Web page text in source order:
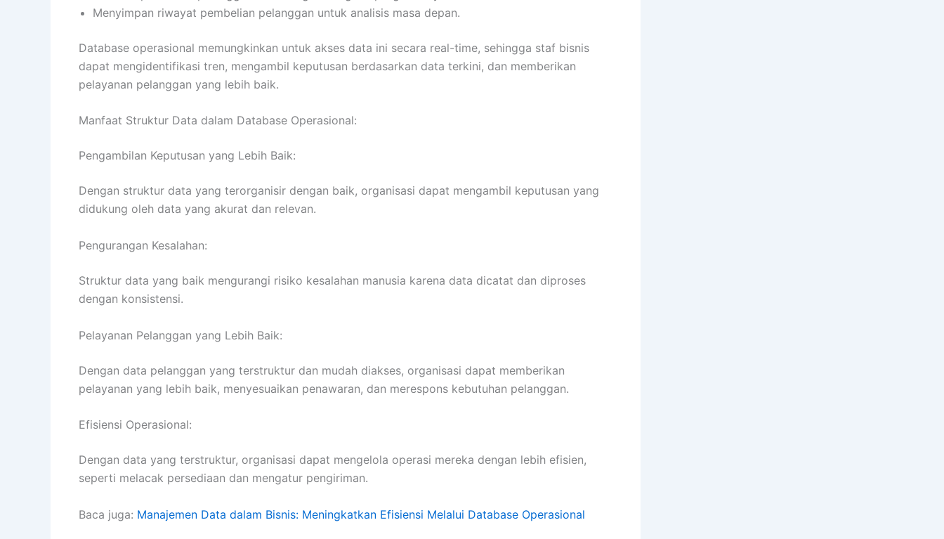
Menyimpan riwayat pembelian pelanggan untuk analisis masa depan.
Database operasional memungkinkan untuk akses data ini secara real-time, sehingga staf bisnis
dapat mengidentifikasi tren, mengambil keputusan berdasarkan data terkini, dan memberikan
pelayanan pelanggan yang lebih baik.
Manfaat Struktur Data dalam Database Operasional:
Pengambilan Keputusan yang Lebih Baik:
Dengan struktur data yang terorganisir dengan baik, organisasi dapat mengambil keputusan yang
didukung oleh data yang akurat dan relevan.
Pengurangan Kesalahan:
Struktur data yang baik mengurangi risiko kesalahan manusia karena data dicatat dan diproses
dengan konsistensi.
Pelayanan Pelanggan yang Lebih Baik:
Dengan data pelanggan yang terstruktur dan mudah diakses, organisasi dapat memberikan
pelayanan yang lebih baik, menyesuaikan penawaran, dan merespons kebutuhan pelanggan.
Efisiensi Operasional:
Dengan data yang terstruktur, organisasi dapat mengelola operasi mereka dengan lebih efisien,
seperti melacak persediaan dan mengatur pengiriman.
Baca juga: Manajemen Data dalam Bisnis: Meningkatkan Efisiensi Melalui Database Operasional